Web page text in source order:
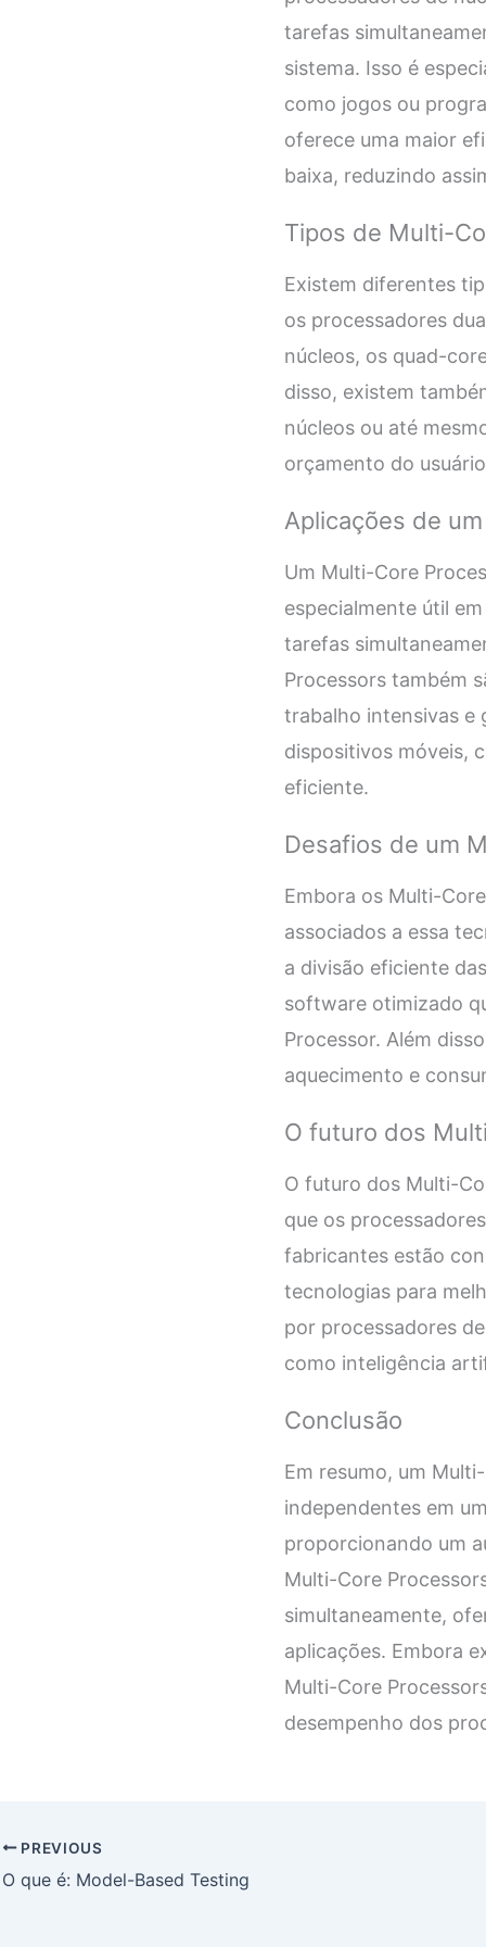
tarefas
sistema. Isso é
como jogos ou
oferece uma maior
baixa, reduzindo
Tipos de Multi-
Existem diferentes
os processadores
núcleos, os quad-
disso, existem
núcleos ou até
orçamento do
Aplicações de
Um Multi-Core
especialmente útil
tarefas
Processors também
trabalho intensivas e
dispositivos móveis,
eficiente.
Desafios de um
Embora os Multi-
associados a essa
a divisão eficiente
software otimizado
Processor. Além
aquecimento e
O futuro dos
O futuro dos Multi-
que os
fabricantes estão
tecnologias para
por processadores
como inteligência
Conclusão
Em resumo, um
independentes em
proporcionando um
Multi-Core
simultaneamente,
aplicações. Embora
Multi-Core
desempenho dos
PREVIOUS
O que é: Model-Based Testing